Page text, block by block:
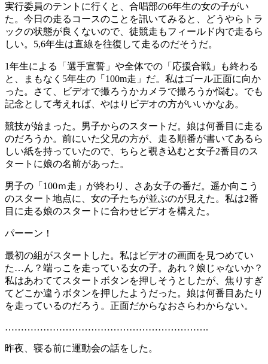
実行委員のテントに行くと、合唱部の6年生の女の子がい
た。今日の走るコースのことを訊いてみると、どうやらトラ
ックの状態が良くないので、徒競走もフィールド内で走るら
しい。5,6年生は直線を往復して走るのだそうだ。
1年生による「選手宣誓」や全体での「応援合戦」も終わる
と、まもなく5年生の「100m走」だ。私はゴール正面に向か
った。さて、ビデオで撮ろうかカメラで撮ろうか悩む。でも
記念として考えれば、やはりビデオの方がいいかなあ。
競技が始まった。男子からのスタートだ。娘は何番目に走る
のだろうか。前にいた父兄の方が、走る順番が書いてあるら
しい紙を持っていたので、ちらと覗き込むと女子2番目のス
タートに娘の名前があった。
男子の「100ｍ走」が終わり、さあ女子の番だ。遥か向こう
のスタート地点に、女の子たちが並ぶのが見えた。私は2番
目に走る娘のスタートに合わせビデオを構えた。
パーーン！
最初の組がスタートした。私はビデオの画面を見つめてい
た…ん？端っこを走っている女の子。あれ？娘じゃないか？
私はあわててスタートボタンを押しそうとしたが、焦りすぎ
てどこか違うボタンを押したようだった。娘は何番目あたり
を走っているのだろう。正面だからなおさらわからない。
……………………………………………………….
昨夜、寝る前に運動会の話をした。